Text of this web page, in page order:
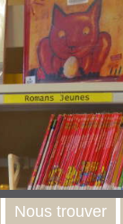
Nous trouver